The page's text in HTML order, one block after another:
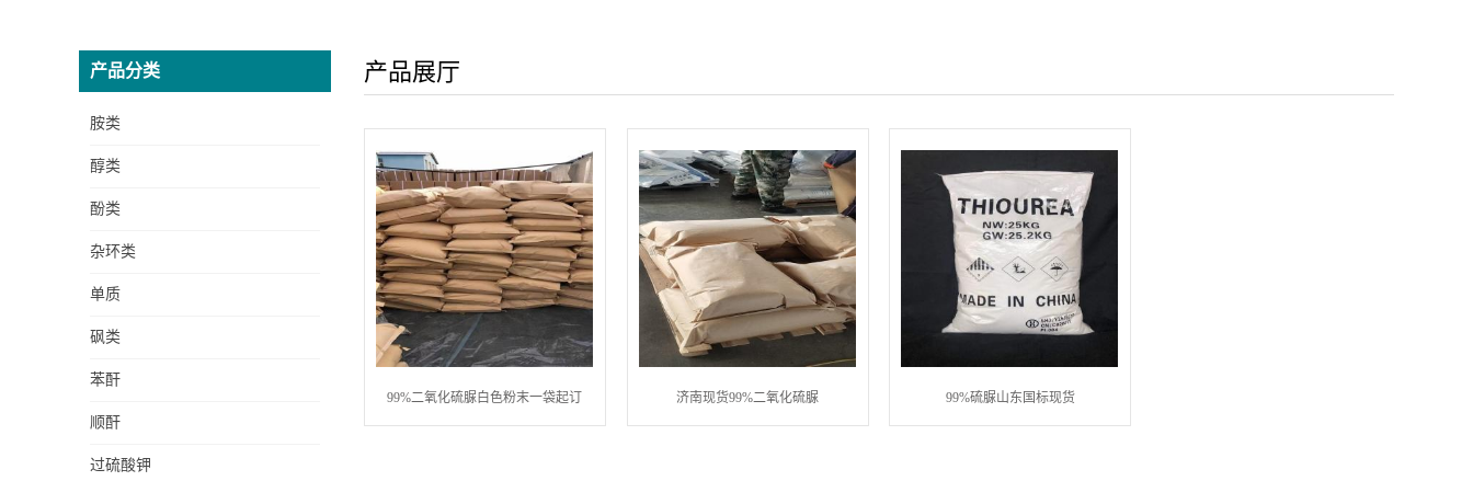
产品分类
胺类
醇类
酚类
杂环类
单质
砜类
苯酐
顺酐
过硫酸钾
产品展厅
99%二氧化硫脲白色粉末一袋起订 济南现货99%二氧化硫脲 99%硫脲山东国标现货